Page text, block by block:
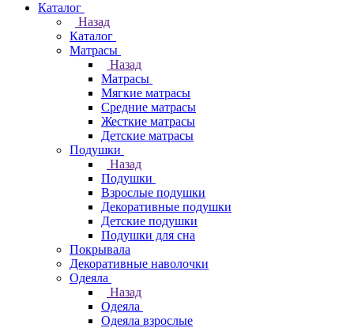
Каталог
Назад
Каталог
Матрасы
Назад
Матрасы
Мягкие матрасы
Средние матрасы
Жесткие матрасы
Детские матрасы
Подушки
Назад
Подушки
Взрослые подушки
Декоративные подушки
Детские подушки
Подушки для сна
Покрывала
Декоративные наволочки
Одеяла
Назад
Одеяла
Одеяла взрослые